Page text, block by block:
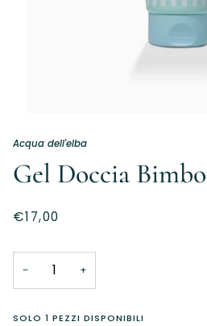
Acqua dell'elba
Gel Doccia Bimbo
€17,00
− +
SOLO1 PEZZI DISPONIBILI